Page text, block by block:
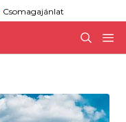
Csomagajánlat